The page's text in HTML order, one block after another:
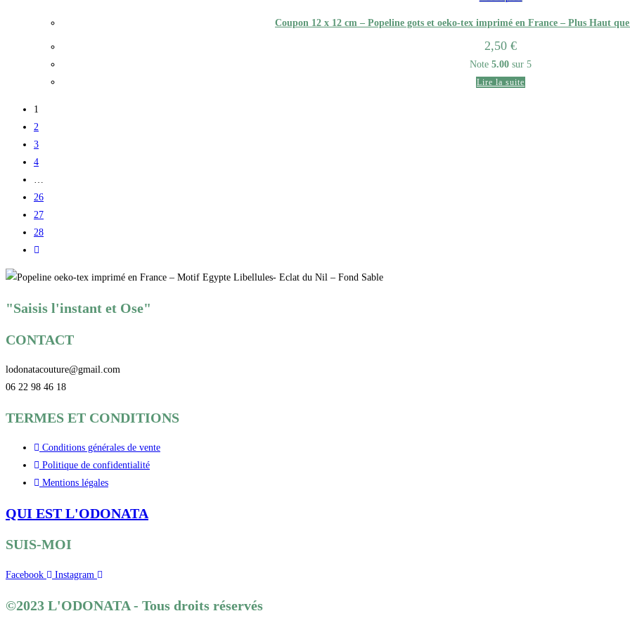
Coupon 12 x 12 cm – Popeline gots et oeko-tex imprimé en France – Plus Haut
2,50 €
Note 5.00 sur 5
Lire la suite
1
2
3
4
…
26
27
28
"Saisis l'instant et Ose"
CONTACT
lodonatacouture@gmail.com
06 22 98 46 18
TERMES ET CONDITIONS
Conditions générales de vente
Politique de confidentialité
Mentions légales
QUI EST L'ODONATA
SUIS-MOI
Facebook Instagram
©2023 L'ODONATA - Tous droits réservés